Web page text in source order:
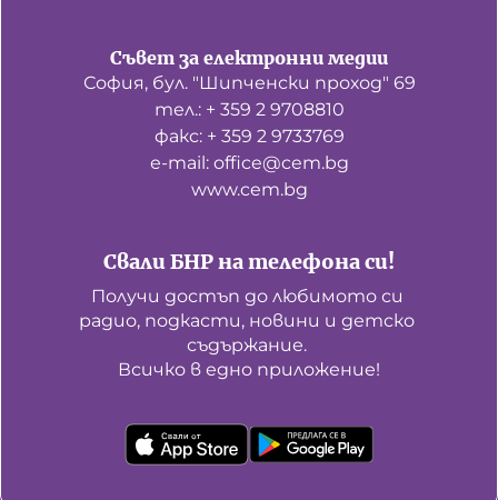
Свали БНР на телефона си!
Получи достъп до любимото си
радио, подкасти, новини и детско
съдържание.
Всичко в едно приложение!
Съвет за електронни медии
София, бул. "Шипченски проход" 69
тел.: + 359 2 9708810
факс: + 359 2 9733769
е-mail: office@cem.bg
www.cem.bg